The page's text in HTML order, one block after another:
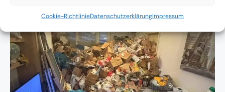
Cookie-RichtlinieDatenschutzerklärungImpressum